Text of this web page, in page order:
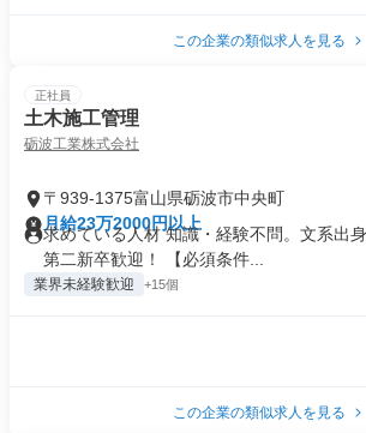
この企業の類似求人を見る
正社員
土木施工管理
砺波工業株式会社
〒939-1375富山県砺波市中央町
月給23万2000円以上
求めている人材 知識・経験不問。文系出
第二新卒歓迎！ 【必須条件...
業界未経験歓迎 +15個
この企業の類似求人を見る